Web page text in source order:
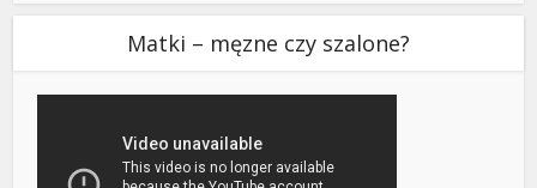
Matki – męzne czy szalone?